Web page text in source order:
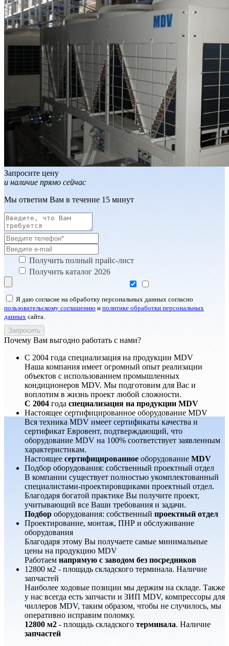
Запросите цену
и наличие прямо сейчас
Мы ответим Вам в течение 15 минут
Получить полный прайс-лист
Получить каталог 2026
Я даю согласие на обработку персональных данных согласно
пользовательскому соглашению и политике обработки персональных
данных сайта.
Почему Вам выгодно работать с нами?
С 2004 года специализация на продукции MDV
Наша компания имеет огромный опыт реализации
объектов с использованием промышленных
кондиционеров MDV. Мы подготовим для Вас и
воплотим в жизнь проект любой сложности.
С 2004 года специализация на продукции MDV
Настоящее сертифицированное оборудование MDV
Вся техника MDV имеет сертификаты качества и
сертификат Евровент, подтверждающий, что
оборудование MDV на 100% соответствует заявленным
характеристикам.
Настоящее сертифицированное оборудование MDV
Подбор оборудования: собственный проектный отдел
В компании существует полностью укомплектованный
специалистами-проектировщиками проектный отдел.
Благодаря богатой практике Вы получите проект,
учитывающий все Ваши требования и задачи.
Подбор оборудования: собственный проектный отдел
Проектирование, монтаж, ПНР и обслуживание
оборудования
Благодаря этому Вы получаете самые минимальные
цены на продукцию MDV
Работаем напрямую с заводом без посредников
12800 м2 - площадь складского терминала. Наличие
запчастей
Наиболее ходовые позиции мы держим на складе. Также
у нас всегда есть запчасти и ЗИП MDV, компрессоры для
чиллеров MDV, таким образом, чтобы не случилось, мы
оперативно исправим поломку.
12800 м2 - площадь складского терминала. Наличие
запчастей